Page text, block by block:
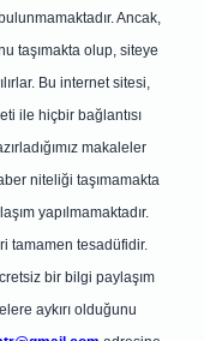
Ancak,
taşımakta olup, siteye
Bu internet sitesi,
ile hiçbir bağlantısı
makaleler
niteliği taşımamakta
yapılmamaktadır.
tamamen tesadüfidir.
bir bilgi paylaşım
aykırı olduğunu